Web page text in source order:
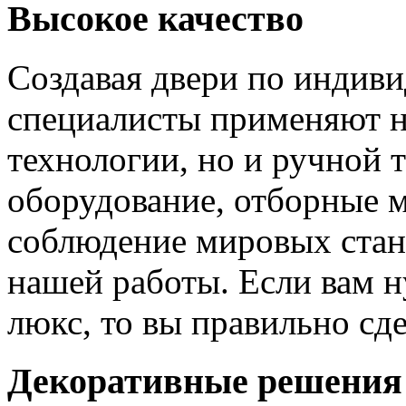
Высокое качество
Создавая двери по
специалисты применяют
технологии, но и ручной
оборудование, отборные
соблюдение мировых
нашей работы. Если вам
люкс, то вы правильно
Декоративные решения